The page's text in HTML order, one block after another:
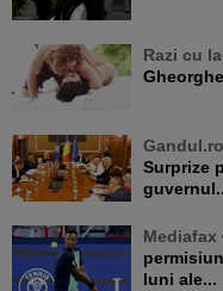
Razi cu
Gandul.ro
Surprize
Mediafax •
luni ale...